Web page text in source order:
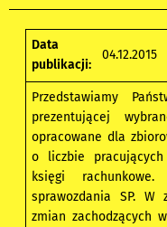
Data
publikacji:
04.12.2015
Przedstawiamy
prezentującej
opracowane dla
o liczbie
księgi
sprawozdania SP.
zmian zachodzących